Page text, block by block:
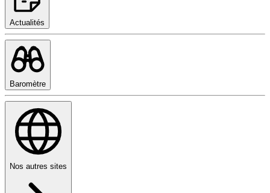
Actualités
Baromètre
Nos autres sites